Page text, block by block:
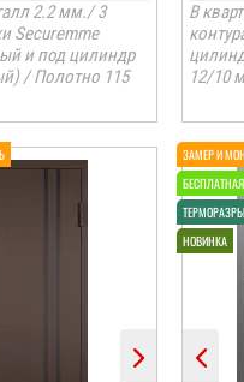
2.2 мм./ 3
Securemme
и под цилиндр
/ Полотно 115
В
12/10